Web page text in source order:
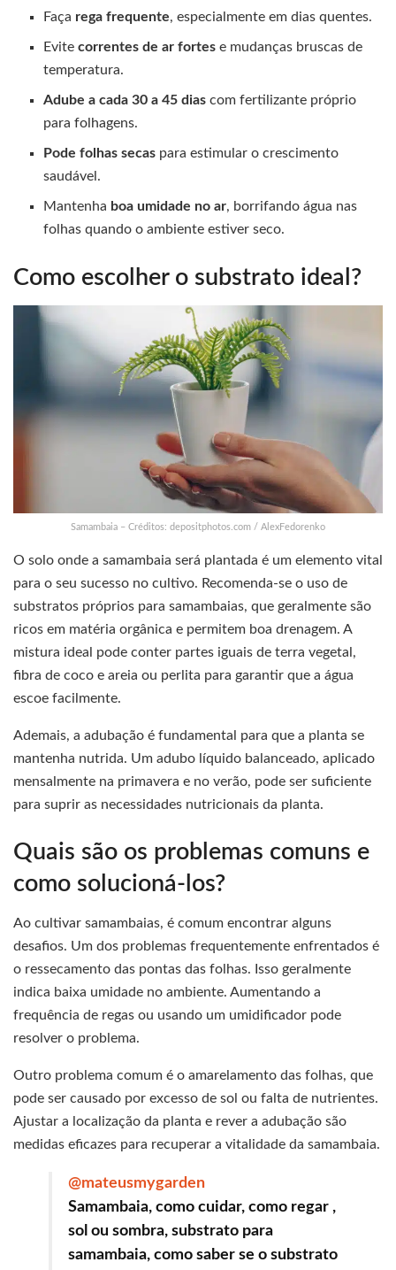
Faça rega frequente, especialmente em dias quentes.
Evitecorrentes de ar fortes e mudanças bruscas de
temperatura.
Adube a cada 30 a 45 dias com fertilizante próprio
para folhagens.
Pode folhas secas para estimular o crescimento
saudável.
Mantenha boa umidade no ar, borrifando água nas
folhas quando o ambiente estiver seco.
Como escolher o substrato ideal?
Samambaia – Créditos: depositphotos.com / AlexFedorenko
O solo onde a samambaia será plantada é um elemento vital
para o seu sucesso no cultivo. Recomenda-se o uso de
substratos próprios para samambaias, que geralmente são
ricos em matéria orgânica e permitem boa drenagem. A
mistura ideal pode conter partes iguais de terra vegetal,
fibra de coco e areia ou perlita para garantir que a água
escoe facilmente.
Ademais, a adubação é fundamental para que a planta se
mantenha nutrida. Um adubo líquido balanceado, aplicado
mensalmente na primavera e no verão, pode ser suficiente
para suprir as necessidades nutricionais da planta.
Quais são os problemas comuns e
como solucioná-los?
Ao cultivar samambaias, é comum encontrar alguns
desafios. Um dos problemas frequentemente enfrentados é
o ressecamento das pontas das folhas. Isso geralmente
indica baixa umidade no ambiente. Aumentando a
frequência de regas ou usando um umidificador pode
resolver o problema.
Outro problema comum é o amarelamento das folhas, que
pode ser causado por excesso de sol ou falta de nutrientes.
Ajustar a localização da planta e rever a adubação são
medidas eficazes para recuperar a vitalidade da samambaia.
@mateusmygarden
Samambaia, como cuidar, como regar ,
sol ou sombra, substrato para
samambaia, como saber se o substrato